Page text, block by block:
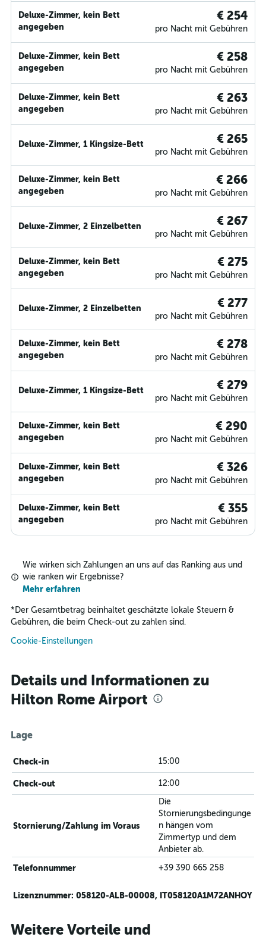
Deluxe-Zimmer, kein Bett
angegeben
€ 254
pro Nacht mit Gebühren
Deluxe-Zimmer, kein Bett
angegeben
€ 258
pro Nacht mit Gebühren
Deluxe-Zimmer, kein Bett
angegeben
€ 263
pro Nacht mit Gebühren
Deluxe-Zimmer, 1 Kingsize-Bett € 265
pro Nacht mit Gebühren
Deluxe-Zimmer, kein Bett
angegeben
€ 266
pro Nacht mit Gebühren
Deluxe-Zimmer, 2 Einzelbetten € 267
pro Nacht mit Gebühren
Deluxe-Zimmer, kein Bett
angegeben
€ 275
pro Nacht mit Gebühren
Deluxe-Zimmer, 2 Einzelbetten € 277
pro Nacht mit Gebühren
Deluxe-Zimmer, kein Bett
angegeben
€ 278
pro Nacht mit Gebühren
Deluxe-Zimmer, 1 Kingsize-Bett € 279
pro Nacht mit Gebühren
Deluxe-Zimmer, kein Bett
angegeben
€ 290
pro Nacht mit Gebühren
Deluxe-Zimmer, kein Bett
angegeben
€ 326
pro Nacht mit Gebühren
Deluxe-Zimmer, kein Bett
angegeben
€ 355
pro Nacht mit Gebühren
Wie wirken sich Zahlungen an uns auf das Ranking aus und
wie ranken wir Ergebnisse?
Mehr erfahren
* Der Gesamtbetrag beinhaltet geschätzte lokale Steuern &
Gebühren, die beim Check-out zu zahlen sind.
Cookie-Einstellungen
Details und Informationen zu
Hilton Rome Airport
Lage
Check-in 15:00
Check-out 12:00
Stornierung/Zahlung im Voraus
Die
Stornierungsbedingunge
n hängen vom
Zimmertyp und dem
Anbieter ab.
Telefonnummer +39 390 665 258
Lizenznummer: 058120-ALB-00008, IT058120A1M72ANHOY
Weitere Vorteile und